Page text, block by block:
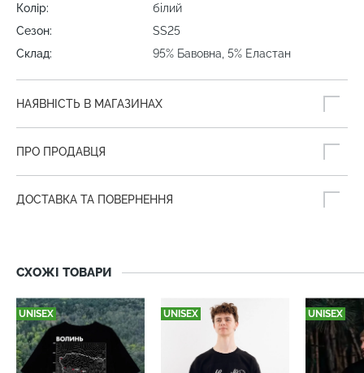
Колір:
білий
Сезон:
SS25
Склад:
95% Бавовна, 5% Еластан
НАЯВНІСТЬ В МАГАЗИНАХ
ПРО ПРОДАВЦЯ
ДОСТАВКА ТА ПОВЕРНЕННЯ
СХОЖІ ТОВАРИ
UNISEX UNISEX UNISEX